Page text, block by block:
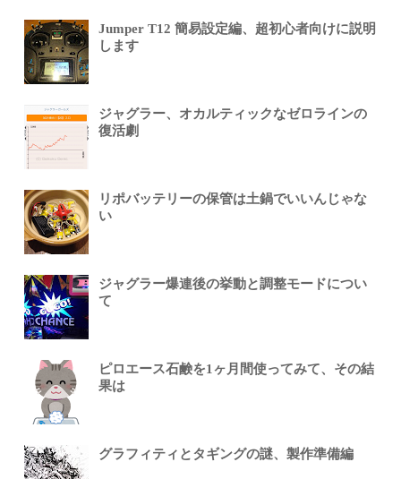
Jumper T12 簡易設定編、超初心者向けに説明
します
ジャグラー、オカルティックなゼロラインの
復活劇
リポバッテリーの保管は土鍋でいいんじゃな
い
ジャグラー爆連後の挙動と調整モードについ
て
ピロエース石鹸を1ヶ月間使ってみて、その結
果は
グラフィティとタギングの謎、製作準備編